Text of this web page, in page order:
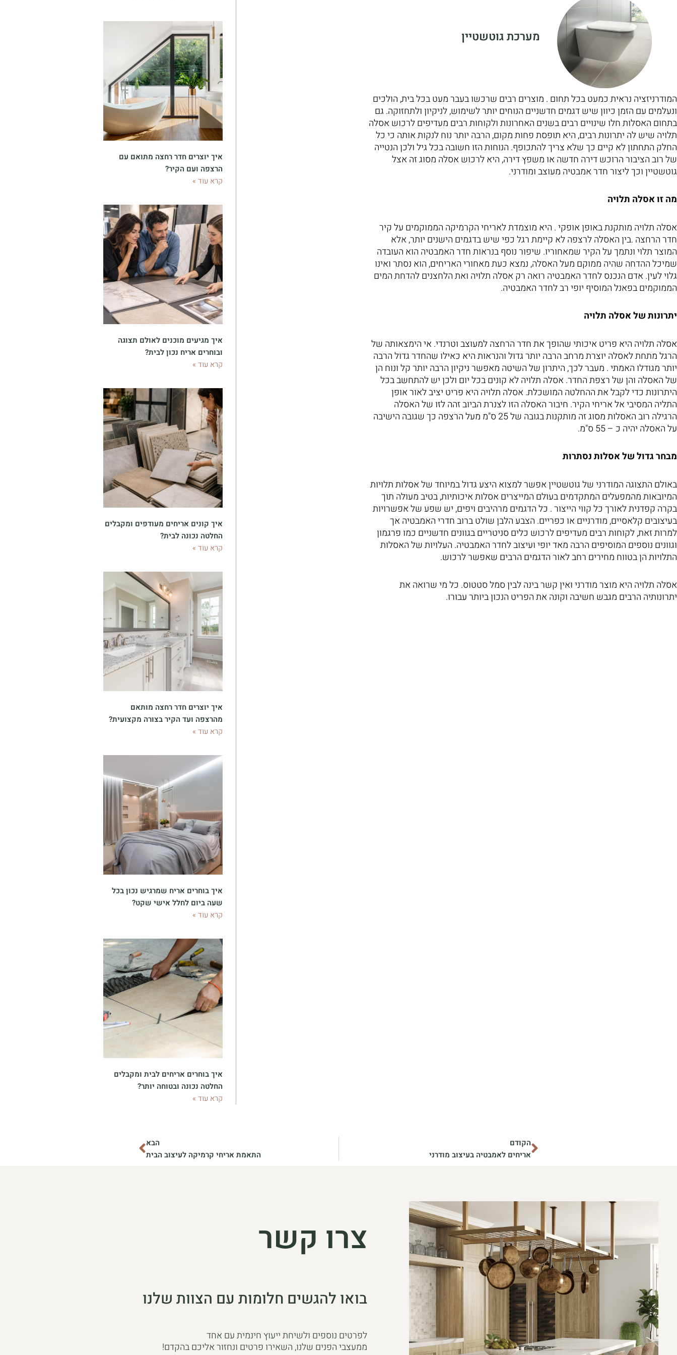
מערכת גוטשטיין
המודרניזציה נראית כמעט בכל תחום . מוצרים רבים שרכשו בעבר מעט בכל בית, הולכים
ונעלמים עם הזמן כיוון שיש דגמים חדשניים הנוחים יותר לשימוש, לניקיון ולתחזוקה. גם
בתחום האסלות חלו שינויים רבים בשנים האחרונות ולקוחות רבים מעדיפים לרכוש אסלה
תלויה שיש לה יתרונות רבים, היא תופסת פחות מקום, הרבה יותר נוח לנקות אותה כי כל
החלק התחתון לא קיים כך שלא צריך להתכופף. הנוחות הזו חשובה בכל גיל ולכן הנטייה
של רוב הציבור הרוכש דירה חדשה או משפץ דירה, היא לרכוש אסלה מסוג זה אצל
גוטשטיין וכך ליצור חדר אמבטיה מעוצב ומודרני.
מה זו אסלה תלויה
אסלה תלויה מותקנת באופן אופקי . היא מוצמדת לאריחי הקרמיקה הממוקמים על קיר
חדר הרחצה .בין האסלה לרצפה לא קיימת רגל כפי שיש בדגמים הישנים יותר, אלא
המוצר תלוי ונתמך על הקיר שמאחוריו. שיפור נוסף בנראות חדר האמבטיה הוא העובדה
שמיכל ההדחה שהיה ממוקם מעל האסלה, נמצא כעת מאחורי האריחים, הוא נסתר ואינו
גלוי לעין. אדם הנכנס לחדר האמבטיה רואה רק אסלה תלויה ואת הלחצנים להדחת המים
הממוקמים בפאנל המוסיף יופי רב לחדר האמבטיה.
יתרונות של אסלה תלויה
אסלה תלויה היא פריט איכותי שהופך את חדר הרחצה למעוצב וטרנדי. אי הימצאותה של
הרגל מתחת לאסלה יוצרת מרחב הרבה יותר גדול והנראות היא כאילו שהחדר גדול הרבה
יותר מגודלו האמתי . מעבר לכך, היתרון של השיטה מאפשר ניקיון הרבה יותר קל ונוח הן
של האסלה והן של רצפת החדר. אסלה תלויה לא קונים בכל יום ולכן יש להתחשב בכל
היתרונות כדי לקבל את ההחלטה המושכלת. אסלה תלויה היא פריט יציב לאור אופן
התליה המסיבי אל אריחי הקיר. חיבור האסלה הזו לצנרת הביוב זהה לזו של האסלה
הרגילה רוב האסלות מסוג זה מותקנות בגובה של 25 ס"מ מעל הרצפה כך שגובה הישיבה
על האסלה יהיה כ – 55 ס"מ.
מבחר גדול של אסלות נסתרות
באולם התצוגה המודרני של גוטשטיין אפשר למצוא היצע גדול במיוחד של אסלות תלויות
המיובאות מהמפעלים המתקדמים בעולם המייצרים אסלות איכותיות, בטיב מעולה תוך
בקרה קפדנית לאורך כל קווי הייצור . כל הדגמים מרהיבים ויפים, יש שפע של אפשרויות
בעיצובים קלאסיים, מודרניים או כפריים. הצבע הלבן שולט ברוב חדרי האמבטיה אך
למרות זאת, לקוחות רבים מעדיפים לרכוש כלים סניטריים בגוונים חדשניים כמו פרגמון
וגוונים נוספים המוסיפים הרבה מאד יופי ועיצוב לחדר האמבטיה. העלויות של האסלות
התלויות הן בטווח מחירים רחב לאור הדגמים הרבים שאפשר לרכוש.
אסלה תלויה היא מוצר מודרני ואין קשר בינה לבין סמל סטטוס. כל מי שרואה את
יתרונותיה הרבים מגבש חשיבה וקונה את הפריט הנכון ביותר עבורו.
איך יוצרים חדר רחצה מתואם עם
הרצפה ועם הקיר?
קרא עוד »
איך מגיעים מוכנים לאולם תצוגה
ובוחרים אריח נכון לבית?
קרא עוד »
איך קונים אריחים מעודפים ומקבלים
החלטה נכונה לבית?
קרא עוד »
איך יוצרים חדר רחצה מותאם
מהרצפה ועד הקיר בצורה מקצועית?
קרא עוד »
איך בוחרים אריח שמרגיש נכון בכל
שעה ביום לחלל אישי שקט?
קרא עוד »
איך בוחרים אריחים לבית ומקבלים
החלטה נכונה ובטוחה יותר?
קרא עוד »
קודם
הקודם
אריחים לאמבטיה בעיצוב מודרני
הבא
התאמת אריחי קרמיקה לעיצוב הבית
הבא
צרו קשר
בואו להגשים חלומות עם הצוות שלנו
לפרטים נוספים ולשיחת ייעוץ חינמית עם אחד
ממעצבי הפנים שלנו, השאירו פרטים ונחזור אליכם בהקדם!